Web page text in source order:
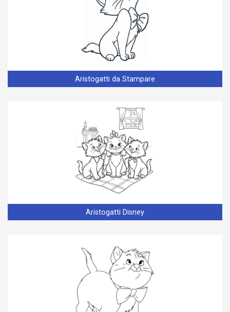
Aristogatti da Stampare
Aristogatti Disney